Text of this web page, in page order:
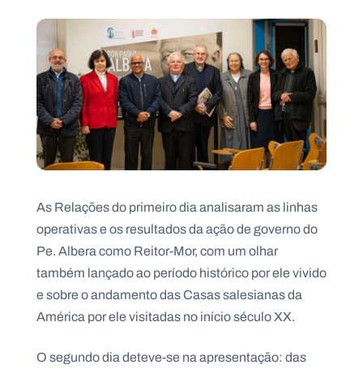
As Relações do primeiro dia analisaram as linhas
operativas e os resultados da ação de governo do
Pe. Albera como Reitor-Mor, com um olhar
também lançado ao período histórico por ele vivido
e sobre o andamento das Casas salesianas da
América por ele visitadas no início século XX.
O segundo dia deteve-se na apresentação: das
d a
s
N
e
w
s
e
tt
r